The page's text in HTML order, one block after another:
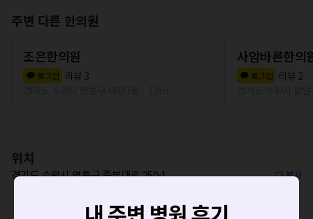
주변 다른 한의원
조은한의원
로그인 리뷰 3
사암바른한의
로그인 리뷰 2
위치
경기도 수원시 영통구 중부대로 250-1 복사